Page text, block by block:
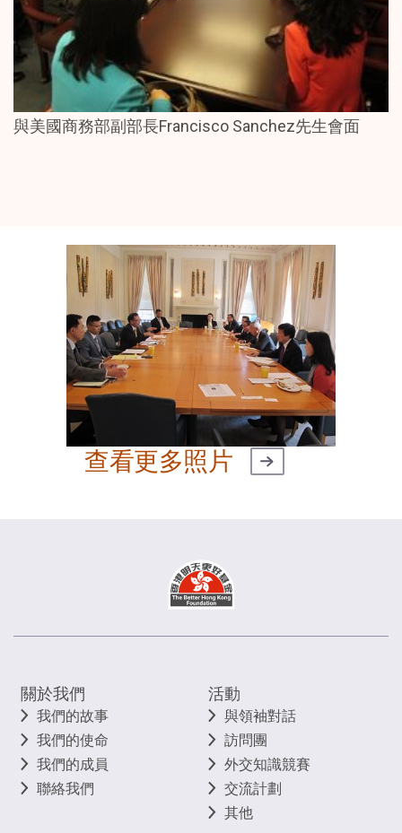
與美國商務部副部長Francisco Sanchez先生會面
查看更多照片
關於我們
我們的故事
我們的使命
我們的成員
聯絡我們
活動
與領袖對話
訪問團
外交知識競賽
交流計劃
其他